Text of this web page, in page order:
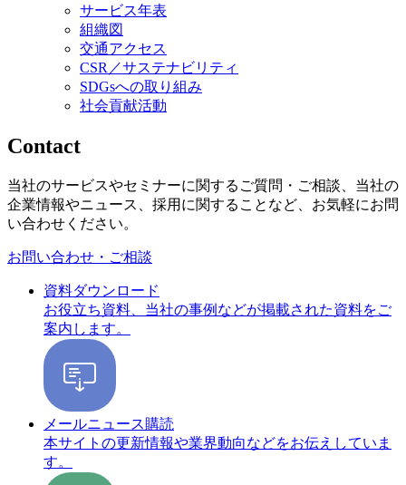
サービス年表
組織図
交通アクセス
CSR／サステナビリティ
SDGsへの取り組み
社会貢献活動
Contact
当社のサービスやセミナーに関するご質問・ご相談、当社の
企業情報やニュース、採用に関することなど、お気軽にお問
い合わせください。
お問い合わせ・ご相談
資料ダウンロード
お役立ち資料、当社の事例などが掲載された資料をご
案内します。
メールニュース購読
本サイトの更新情報や業界動向などをお伝えしていま
す。